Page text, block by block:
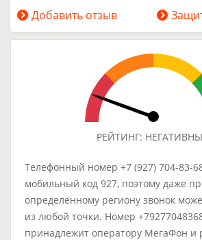
Добавить отзыв
РЕЙТИНГ:
Телефонный номер +7 (927) 704-83-
мобильный код 927, поэтому даже
определенному региону звонок
из любой точки. Номер
принадлежит оператору МегаФон и